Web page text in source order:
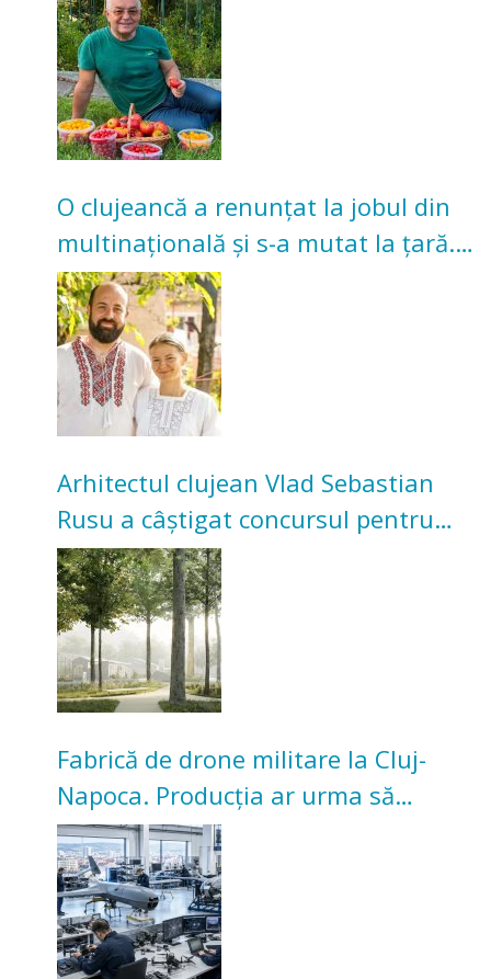
O clujeancă a renunțat la jobul din
multinațională și s-a mutat la țară.
Acum cultivă legume în grădina
bunicilor
Arhitectul clujean Vlad Sebastian
Rusu a câștigat concursul pentru
transformarea Grădinii Casei
Universitarilor
Fabrică de drone militare la Cluj-
Napoca. Producția ar urma să
înceapă în toamna acestui an